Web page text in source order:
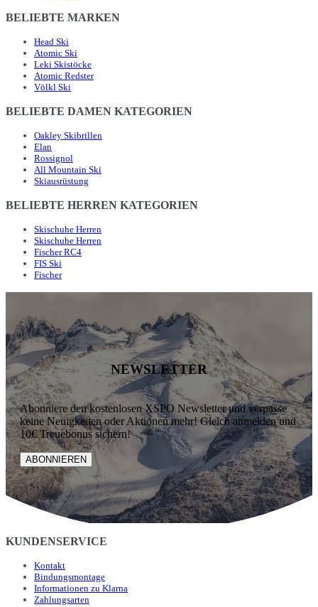
BELIEBTE MARKEN
Head Ski
Atomic Ski
Leki Skistöcke
Atomic Redster
Völkl Ski
BELIEBTE DAMEN KATEGORIEN
Oakley Skibrillen
Elan
Rossignol
All Mountain Ski
Skiausrüstung
BELIEBTE HERREN KATEGORIEN
Skischuhe Herren
Skischuhe Herren
Fischer RC4
FIS Ski
Fischer
NEWSLETTER
Abonniere den kostenlosen XSPO Newsletter und verpasse
keine Neuigkeiten oder Aktionen mehr! Gleich anmelden und
10€ Treuebonus sichern!
ABONNIEREN
KUNDENSERVICE
Kontakt
Bindungsmontage
Informationen zu Klarna
Zahlungsarten